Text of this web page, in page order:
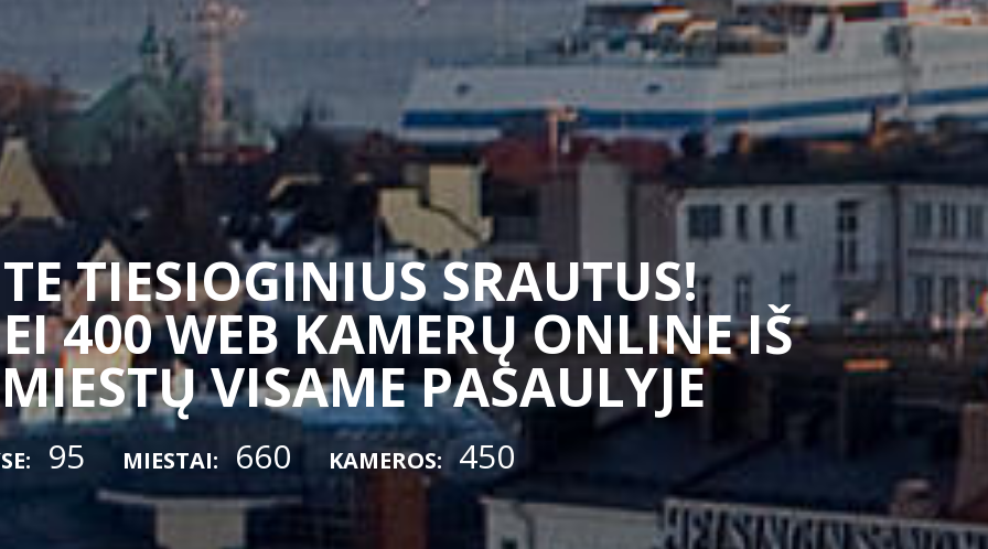
TIESIOGINIUS SRAUTUS!
400 WEB KAMERŲ ONLINE IŠ
VISAME PASAULYJE
95 MIESTAI: 660 KAMEROS: 450